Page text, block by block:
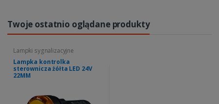
Twoje ostatnio oglądane produkty
Lampki sygnalizacyjne
Lampka kontrolka
sterownicza żółta LED 24V
22MM